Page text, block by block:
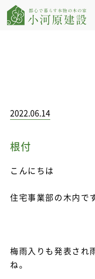
施工実績
資
2022.06.14
根付
こんにちは
住宅事業部の木内で
梅雨入りも発表され
ね。